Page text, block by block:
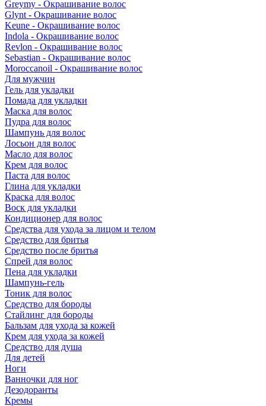
Greymy - Окрашивание волос
Glynt - Окрашивание волос
Keune - Окрашивание волос
Indola - Окрашивание волос
Revlon - Окрашивание волос
Sebastian - Окрашивание волос
Moroccanoil - Окрашивание волос
Для мужчин
Гель для укладки
Помада для укладки
Маска для волос
Пудра для волос
Шампунь для волос
Лосьон для волос
Масло для волос
Крем для волос
Паста для волос
Глина для укладки
Краска для волос
Воск для укладки
Кондиционер для волос
Средства для ухода за лицом и телом
Средство для бритья
Средство после бритья
Спрей для волос
Пена для укладки
Шампунь-гель
Тоник для волос
Средство для бороды
Стайлинг для бороды
Бальзам для ухода за кожей
Крем для ухода за кожей
Средство для душа
Для детей
Ноги
Ванночки для ног
Дезодоранты
Кремы